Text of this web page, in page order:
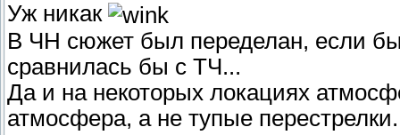
Уж никак
В ЧН сюжет был переделан, если
сравнилась бы с ТЧ...
Да и на некоторых локациях
атмосфера, а не тупые